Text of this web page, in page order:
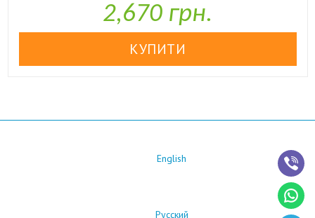
2,670 грн.
English
Русский